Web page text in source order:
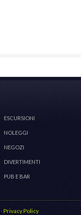
ESCURSIONI
NOLEGGI
NEGOZI
DIVERTIMENTI
PUB E BAR
-Privacy Policy